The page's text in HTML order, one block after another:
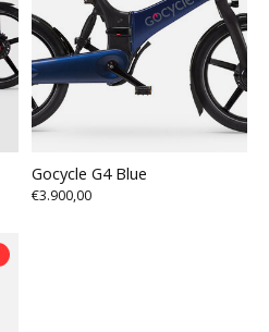
Gocycle G4 Blue
€3.900,00